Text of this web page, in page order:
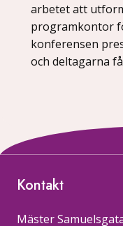
arbetet att
programkontor
konferensen
och deltagarna få
Kontakt
Mäster